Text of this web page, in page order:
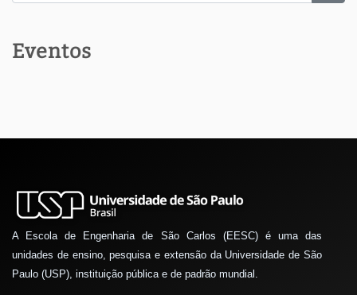
Eventos
A Escola de Engenharia de São Carlos (EESC) é uma das
unidades de ensino, pesquisa e extensão da Universidade de São
Paulo (USP), instituição pública e de padrão mundial.